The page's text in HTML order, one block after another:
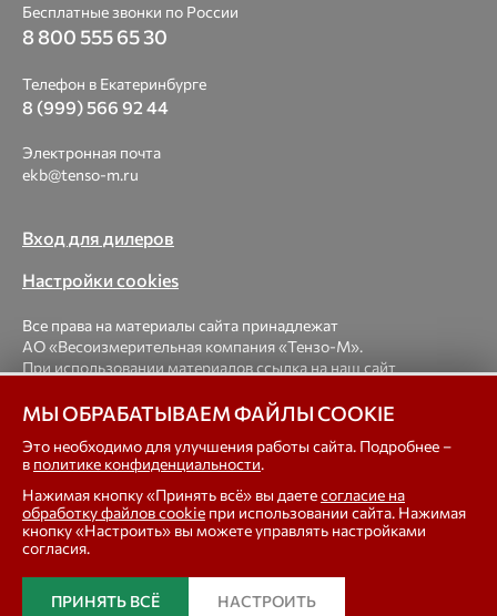
Бесплатные звонки по России
8 800 555 65 30
Телефон в Екатеринбурге
8 (999) 566 92 44
Электронная почта
ekb@tenso-m.ru
Вход для дилеров
Настройки cookies
Все права на материалы сайта принадлежат
АО «Весоизмерительная компания «Тензо-М».
При использовании материалов ссылка на наш сайт
© 1998-2026 Весоизмерительная компания «Тензо-М» —
платформенные, крановые, вагонные, бункерные,
автомобильные весы, весовые дозаторы для фасовки,
тензодатчики
МЫ ОБРАБАТЫВАЕМ ФАЙЛЫ COOKIE
Это необходимо для улучшения работы сайта. Подробнее –
в политике конфиденциальности.
Нажимая кнопку «Принять всё» вы даетесогласие на
обработку файлов cookie при использовании сайта. Нажимая
кнопку «Настроить» вы можете управлять настройками
согласия.
ПРИНЯТЬ ВСЁ НАСТРОИТЬ